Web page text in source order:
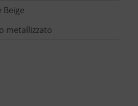
Beige
metallizzato